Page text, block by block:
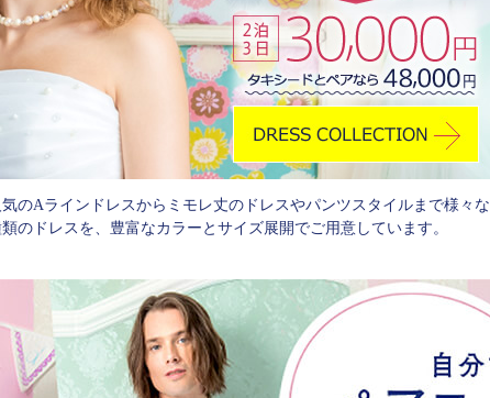
気のAラインドレスからミモレ丈のドレスやパンツスタイルまで様々な
のドレスを、豊富なカラーとサイズ展開でご用意しています。